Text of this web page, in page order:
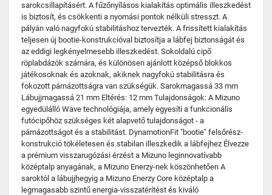
sarokcsillapításért. A fűzőnyílásos kialakítás optimális illeszkedést
is biztosít, és csökkenti a nyomási pontok nélküli stresszt. A
pályán való nagyfokú stabilitáshoz tervezték. A frissített kialakítás
teljesen új bootie-konstrukcióval biztosítja a lábfej biztonságát és
az eddigi legkényelmesebb illeszkedést. Sokoldalú cipő
röplabdázók számára, és különösen ajánlott középső blokkos
játékosoknak és azoknak, akiknek nagyfokú stabilitásra és
fokozott párnázottságra van szükségük. Sarokmagassá 33 mm
Lábujjmagassá 21 mm Eltérés: 12 mm Tulajdonságok: A Mizuno
egyedülálló Wave technológiája, amely egyesíti a funkcionális
futócipőhöz szükséges két alapvető tulajdonságot - a
párnázottságot és a stabilitást. DynamotionFit "bootie" felsőrész-
konstrukció tökéletesen és stabilan illeszkedik a lábfejhez Élvezze
a prémium visszarugózási érzést a Mizuno leginnovatívabb
középtalp anyagának, a Mizuno Enerzy-nek köszönhetően A
saroktól a lábujjhegyig a Mizuno Enerzy Core középtalp a
legmagasabb szintű energia-visszatérítést és kiváló